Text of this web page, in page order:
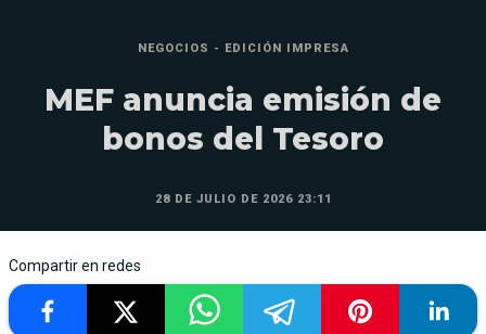
NEGOCIOS - EDICIÓN IMPRESA
MEF anuncia emisión de
bonos del Tesoro
28 DE JULIO DE 2026 23:11
Compartir en redes